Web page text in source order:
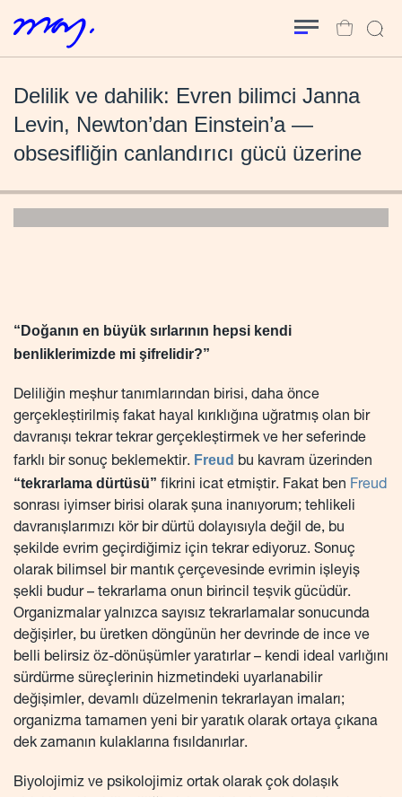
Delilik ve dahilik: Evren bilimci Janna
Levin, Newton’dan Einstein’a —
obsesifliğin canlandırıcı gücü üzerine
“Doğanın en büyük sırlarının hepsi kendi
benliklerimizde mi şifrelidir?”
Deliliğin meşhur tanımlarından birisi, daha önce
gerçekleştirilmiş fakat hayal kırıklığına uğratmış olan bir
davranışı tekrar tekrar gerçekleştirmek ve her seferinde
farklı bir sonuç beklemektir. Freud bu kavram üzerinden
“tekrarlama dürtüsü” fikrini icat etmiştir. Fakat ben Freud
sonrası iyimser birisi olarak şuna inanıyorum; tehlikeli
davranışlarımızı kör bir dürtü dolayısıyla değil de, bu
şekilde evrim geçirdiğimiz için tekrar ediyoruz. Sonuç
olarak bilimsel bir mantık çerçevesinde evrimin işleyiş
şekli budur – tekrarlama onun birincil teşvik gücüdür.
Organizmalar yalnızca sayısız tekrarlamalar sonucunda
değişirler, bu üretken döngünün her devrinde de ince ve
belli belirsiz öz-dönüşümler yaratırlar – kendi ideal varlığını
sürdürme süreçlerinin hizmetindeki uyarlanabilir
değişimler, devamlı düzelmenin tekrarlayan imaları;
organizma tamamen yeni bir yaratık olarak ortaya çıkana
dek zamanın kulaklarına fısıldanırlar.
Biyolojimiz ve psikolojimiz ortak olarak çok dolaşık